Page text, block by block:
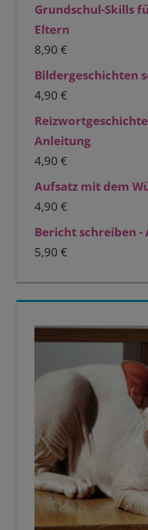
Grundschul-Skills
Eltern
8,90 €
Bildergeschichten
4,90 €
Anleitung
4,90 €
Aufsatz mit dem
4,90 €
Bericht schreiben
5,90 €